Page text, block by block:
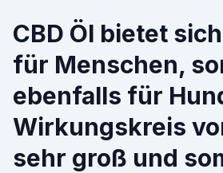
CBD Öl bietet
für Menschen,
ebenfalls für
Wirkungskreis
sehr groß und